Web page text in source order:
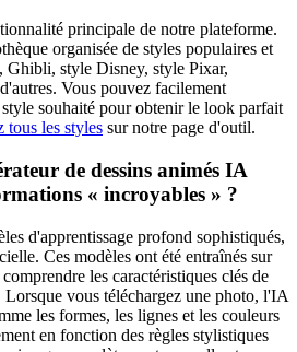
principale de notre plateforme.
organisée de styles populaires et
Ghibli, style Disney, style Pixar,
Vous pouvez facilement
souhaité pour obtenir le look parfait
tous les styles sur notre page d'outil.
de dessins animés IA
« incroyables » ?
d'apprentissage profond sophistiqués,
Ces modèles ont été entraînés sur
les caractéristiques clés de
vous téléchargez une photo, l'IA
les formes, les lignes et les couleurs
en fonction des règles stylistiques